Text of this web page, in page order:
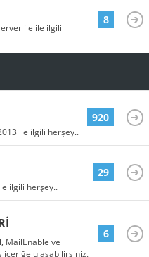
ile ile ilgili
8
ile ilgili herşey..
920
ilgili herşey..
29
MailEnable ve
içeriğe ulaşabilirsiniz.
6